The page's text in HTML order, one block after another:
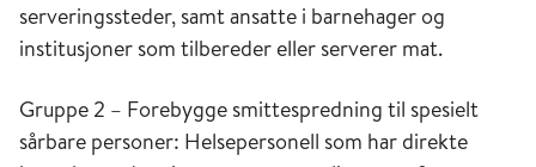
serveringssteder, samt ansatte i barnehager og
institusjoner som tilbereder eller serverer mat.
Gruppe 2 – Forebygge smittespredning til spesielt
sårbare personer: Helsepersonell som har direkte